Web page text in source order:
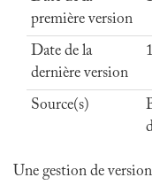
première version
Date de la
dernière version
Source(s)
Une gestion de